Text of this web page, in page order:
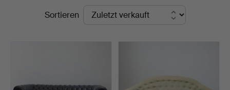
EndpreiseSortieren